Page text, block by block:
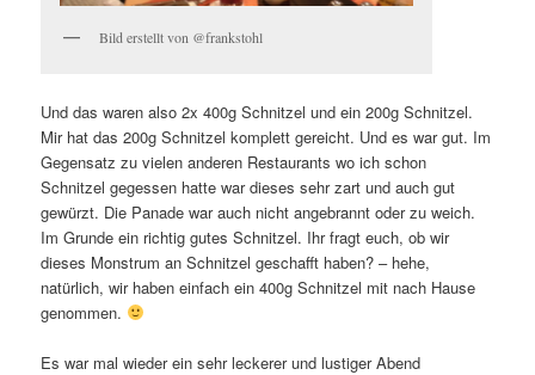
Bild erstellt von @frankstohl
Und das waren also 2x 400g Schnitzel und ein 200g Schnitzel.
Mir hat das 200g Schnitzel komplett gereicht. Und es war gut. Im
Gegensatz zu vielen anderen Restaurants wo ich schon
Schnitzel gegessen hatte war dieses sehr zart und auch gut
gewürzt. Die Panade war auch nicht angebrannt oder zu weich.
Im Grunde ein richtig gutes Schnitzel. Ihr fragt euch, ob wir
dieses Monstrum an Schnitzel geschafft haben? – hehe,
natürlich, wir haben einfach ein 400g Schnitzel mit nach Hause
genommen.
Es war mal wieder ein sehr leckerer und lustiger Abend